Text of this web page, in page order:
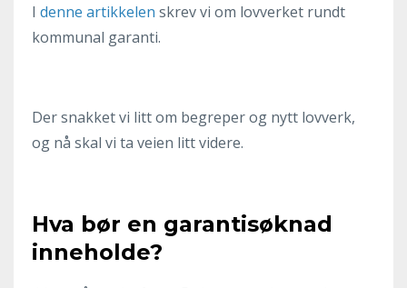
I denne artikkelen skrev vi om lovverket rundt
kommunal garanti.
Der snakket vi litt om begreper og nytt lovverk,
og nå skal vi ta veien litt videre.
Hva bør en garantisøknad
inneholde?